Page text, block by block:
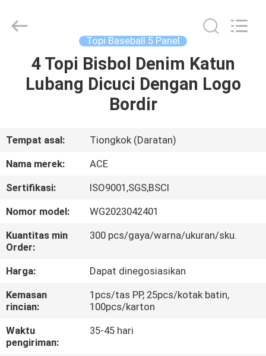
RUMAH
TENTANG
KAMI
TUR
PABRIK
KONTROL
KUALITAS
HUBUNGI
KAMI
Topi Baseball 5 Panel
4 Topi Bisbol Denim Katun
Lubang Dicuci Dengan Logo
Bordir
Tempat asal:
Tiongkok (Daratan)
Nama merek:
ACE
Sertifikasi:
ISO9001,SGS,BSCI
Nomor model:
WG2023042401
Kuantitas min
Order:
300 pcs/gaya/warna/ukuran/sku.
Harga:
Dapat dinegosiasikan
Kemasan
rincian:
1pcs/tas PP, 25pcs/kotak batin,
100pcs/karton
Waktu
pengiriman:
35-45 hari